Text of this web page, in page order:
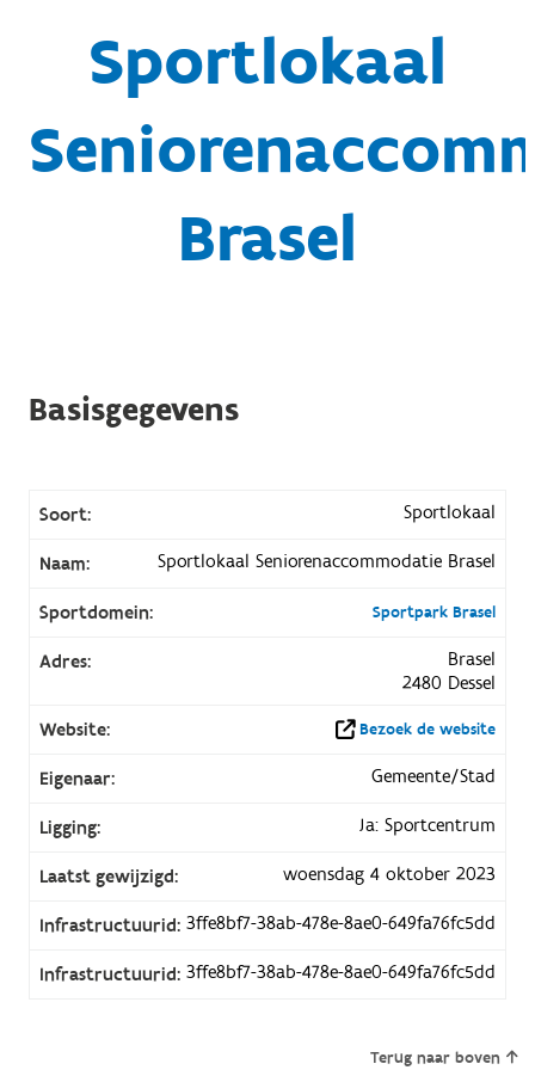
Sportlokaal
Brasel
Basisgegevens
Soort: Sportlokaal
Naam: Sportlokaal Seniorenaccommodatie Brasel
Sportdomein: Sportpark Brasel
Adres:
Brasel
2480 Dessel
Website:
Bezoek de website
Eigenaar: Gemeente/Stad
Ligging: Ja: Sportcentrum
Laatst gewijzigd: woensdag 4 oktober 2023
Infrastructuurid: 3ffe8bf7-38ab-478e-8ae0-649fa76fc5dd
Infrastructuurid: 3ffe8bf7-38ab-478e-8ae0-649fa76fc5dd
Terug naar boven